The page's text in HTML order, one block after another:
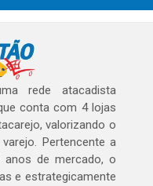
rede atacadista
conta com 4 lojas
valorizando o
Pertencente a
anos de mercado, o
e estrategicamente